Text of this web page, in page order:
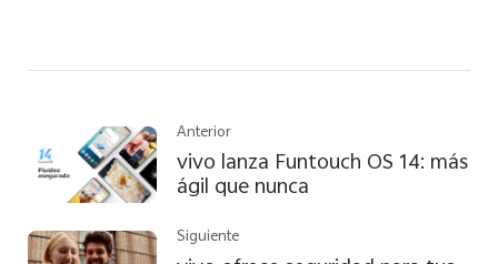
Anterior
vivo lanza Funtouch OS 14: más
ágil que nunca
Siguiente